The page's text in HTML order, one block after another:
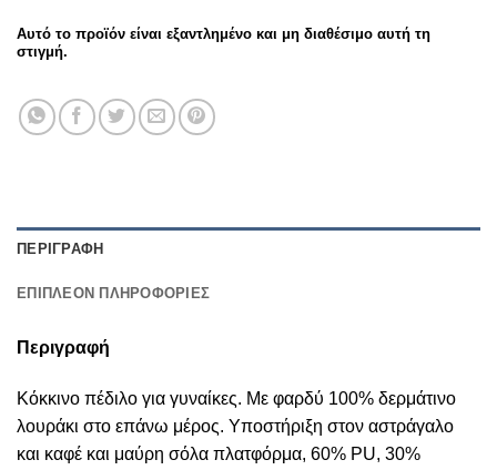
Αυτό το προϊόν είναι εξαντλημένο και μη διαθέσιμο αυτή τη
στιγμή.
ΠΕΡΙΓΡΑΦΉ
ΕΠΙΠΛΈΟΝ ΠΛΗΡΟΦΟΡΊΕΣ
Περιγραφή
Κόκκινο πέδιλο για γυναίκες. Με φαρδύ 100% δερμάτινο
λουράκι στο επάνω μέρος. Υποστήριξη στον αστράγαλο
και καφέ και μαύρη σόλα πλατφόρμα, 60% PU, 30%